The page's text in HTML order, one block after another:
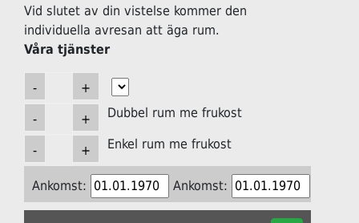
Vid slutet av din vistelse kommer den
individuella avresan att äga rum.
Våra tjänster
Dubbel rum me frukost
Enkel rum me frukost
Ankomst: Ankomst: